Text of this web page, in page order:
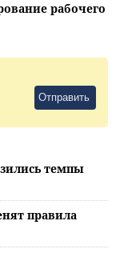
рабочего
Отправить
темпы
правила